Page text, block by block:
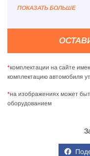
ПОКАЗАТЬ БОЛЬШЕ
*комплектации на сайте
комплектацию автомобиля
*на изображениях может
оборудованием